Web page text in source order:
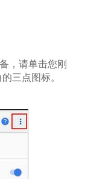
，请单击您刚
三点图标。